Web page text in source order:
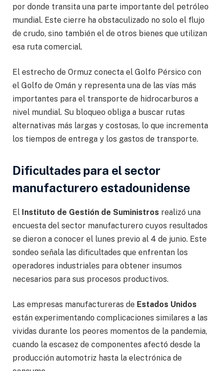
por donde transita una parte importante del petróleo
mundial. Este cierre ha obstaculizado no solo el flujo
de crudo, sino también el de otros bienes que utilizan
esa ruta comercial.
El estrecho de Ormuz conecta el Golfo Pérsico con
el Golfo de Omán y representa una de las vías más
importantes para el transporte de hidrocarburos a
nivel mundial. Su bloqueo obliga a buscar rutas
alternativas más largas y costosas, lo que incrementa
los tiempos de entrega y los gastos de transporte.
Dificultades para el sector
manufacturero estadounidense
El Instituto de Gestión de Suministros realizó una
encuesta del sector manufacturero cuyos resultados
se dieron a conocer el lunes previo al 4 de junio. Este
sondeo señala las dificultades que enfrentan los
operadores industriales para obtener insumos
necesarios para sus procesos productivos.
Las empresas manufactureras de Estados Unidos
están experimentando complicaciones similares a las
vividas durante los peores momentos de la pandemia,
cuando la escasez de componentes afectó desde la
producción automotriz hasta la electrónica de